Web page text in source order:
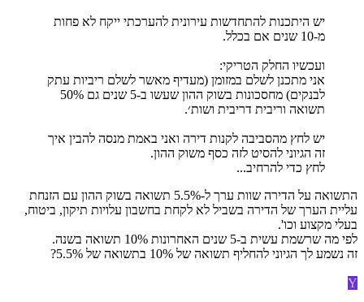
יש היתכנות להתחדשות עירונית להערכתי ייקח לא פחות
מ-10 שנים אם בכלל.
ועכשיו החלק הטריקי:
אני מתכנן לשלם במזומן (מעדיף מאשר לשלם ריביות עתק
לבנקים) מחסכונות בשוק ההון שעשו ב-5 שנים גם 50%
תשואה וריבית דריבית ושות׳.
יש לחץ מהסביבה לקנות דירה ואני באמת מנסה להבין איך
זה הגיוני להסיט לזה כסף משוק ההון.
לחץ כדי להרחיב...
התשואה על הדירה שוות ערך ל-5.5% תשואה בשוק ההון עם הזנחת
עליית הערך של הדירה בשביל לא לקחת בחשבון עלויות תיקון, ביטוח,
בעלי מקצוע וכו'.
לפי מה שרשמת עשית ב-5 שנים האחרונות 10% תשואה בשנה.
זה נשמע לך הגיוני להחליף תשואה של 10% בתשואה של 5.5%?
Y